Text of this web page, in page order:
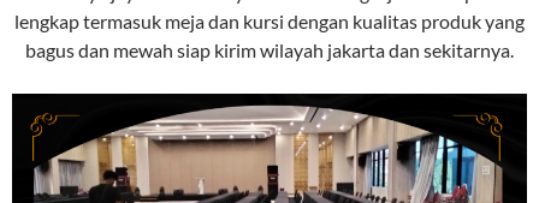
lengkap termasuk meja dan kursi dengan kualitas produk yang
bagus dan mewah siap kirim wilayah jakarta dan sekitarnya.